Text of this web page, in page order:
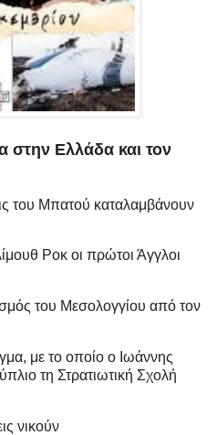
στην Ελλάδα και τον
του Μπατού καταλαμβάνουν
Ροκ οι πρώτοι Άγγλοι
του Μεσολογγίου από τον
με το οποίο ο Ιωάννης
τη Στρατιωτική Σχολή
νικούν